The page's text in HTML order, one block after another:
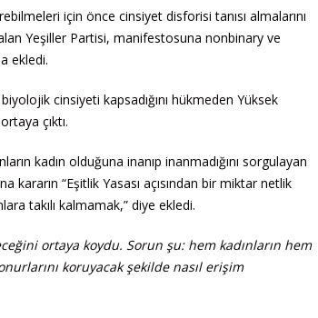
için önce cinsiyet disforisi tanısı almalarını
Yeşiller Partisi, manifestosuna nonbinary ve
ekledi.
cinsiyeti kapsadığını hükmeden Yüksek
çıktı.
kadın olduğuna inanıp inanmadığını sorgulayan
“Eşitlik Yasası açısından bir miktar netlik
takılı kalmamak,” diye ekledi.
ortaya koydu. Sorun şu: hem kadınların hem
koruyacak şekilde nasıl erişim